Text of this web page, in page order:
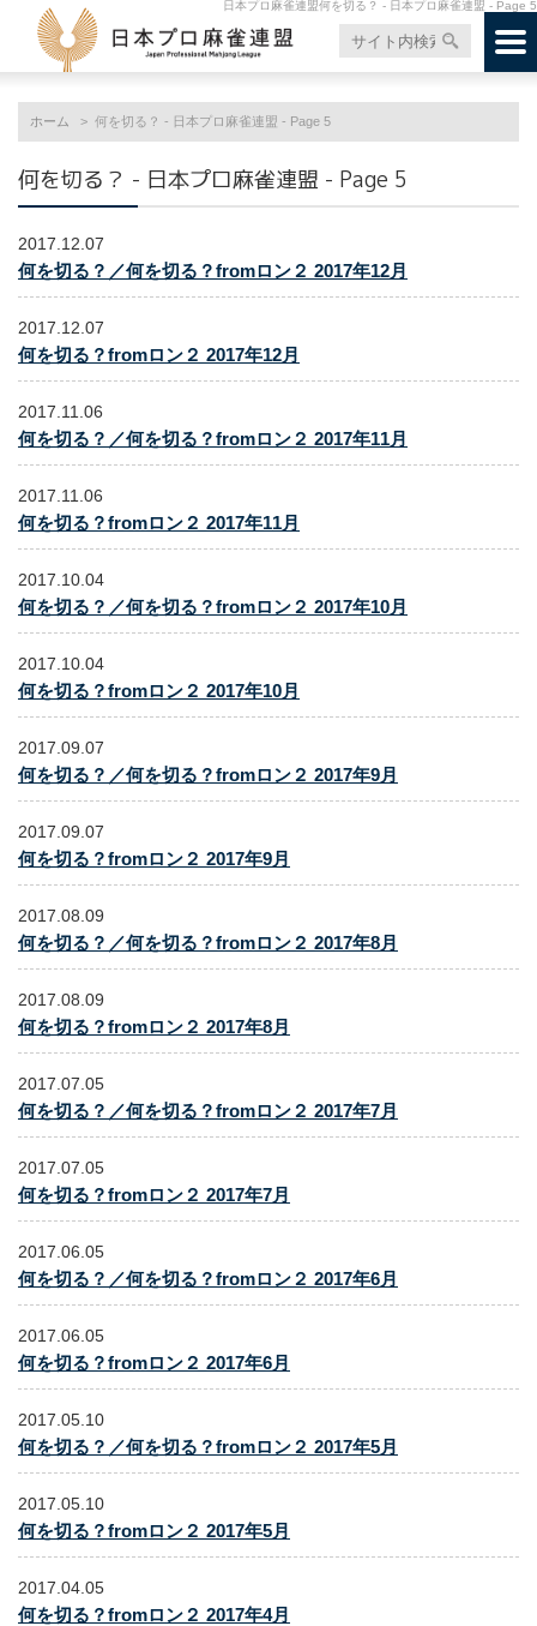
日本プロ麻雀連盟何を切る？ - 日本プロ麻雀連盟 - Page 5
ホーム 何を切る？ - 日本プロ麻雀連盟 - Page 5
何を切る？ - 日本プロ麻雀連盟 - Page 5
2017.12.07
何を切る？／何を切る？fromロン２ 2017年12月
2017.12.07
何を切る？fromロン２ 2017年12月
2017.11.06
何を切る？／何を切る？fromロン２ 2017年11月
2017.11.06
何を切る？fromロン２ 2017年11月
2017.10.04
何を切る？／何を切る？fromロン２ 2017年10月
2017.10.04
何を切る？fromロン２ 2017年10月
2017.09.07
何を切る？／何を切る？fromロン２ 2017年9月
2017.09.07
何を切る？fromロン２ 2017年9月
2017.08.09
何を切る？／何を切る？fromロン２ 2017年8月
2017.08.09
何を切る？fromロン２ 2017年8月
2017.07.05
何を切る？／何を切る？fromロン２ 2017年7月
2017.07.05
何を切る？fromロン２ 2017年7月
2017.06.05
何を切る？／何を切る？fromロン２ 2017年6月
2017.06.05
何を切る？fromロン２ 2017年6月
2017.05.10
何を切る？／何を切る？fromロン２ 2017年5月
2017.05.10
何を切る？fromロン２ 2017年5月
2017.04.05
何を切る？fromロン２ 2017年4月